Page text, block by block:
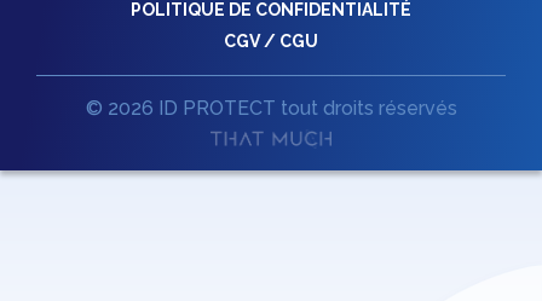
POLITIQUE DE CONFIDENTIALITÉ
CGV / CGU
© 2026 ID PROTECT tout droits réservés